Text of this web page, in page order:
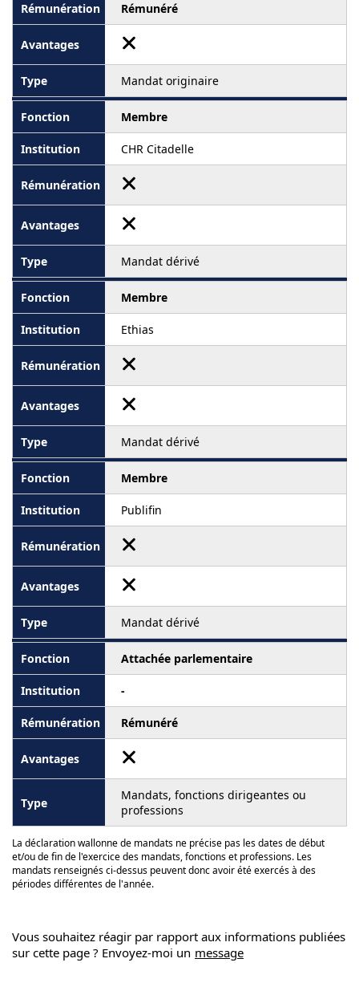
Rémunéré
Mandat originaire
Membre
CHR Citadelle
Mandat dérivé
Membre
Ethias
Mandat dérivé
Membre
Publifin
Mandat dérivé
Attachée parlementaire
-
Rémunéré
Mandats, fonctions dirigeantes ou
professions
La déclaration wallonne de mandats ne précise pas les dates de début
et/ou de fin de l'exercice des mandats, fonctions et professions. Les
mandats renseignés ci-dessus peuvent donc avoir été exercés à des
périodes différentes de l'année.
Vous souhaitez réagir par rapport aux informations publiées
sur cette page ? Envoyez-moi un message